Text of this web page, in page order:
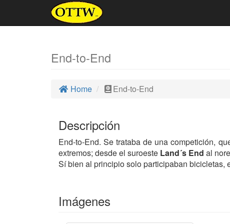
End-to-End
Home End-to-End
Descripción
End-to-End. Se trataba de una competición,
extremos; desde el suroeste Land´s End al
Sí bien al principio solo participaban bicicletas,
Imágenes